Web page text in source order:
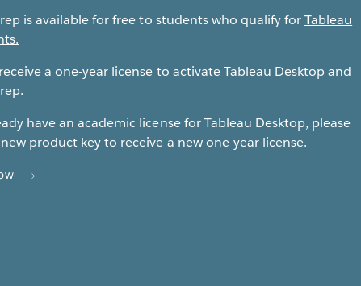
is available for free to students who qualify forTableau
a one-year license to activate Tableau Desktop and
have an academic license for Tableau Desktop, please
product key to receive a new one-year license.